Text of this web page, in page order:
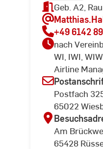
Geb. A2,
+49 6142
nach
WI, IWI,
Airline
Postfach
65022
Am
65428